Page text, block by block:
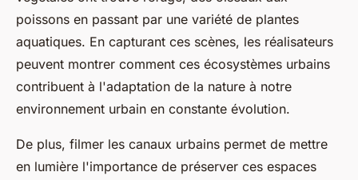
poissons en passant par une variété de plantes
aquatiques. En capturant ces scènes, les réalisateurs
peuvent montrer comment ces écosystèmes urbains
contribuent à l'adaptation de la nature à notre
environnement urbain en constante évolution.
De plus, filmer les canaux urbains permet de mettre
en lumière l'importance de préserver ces espaces